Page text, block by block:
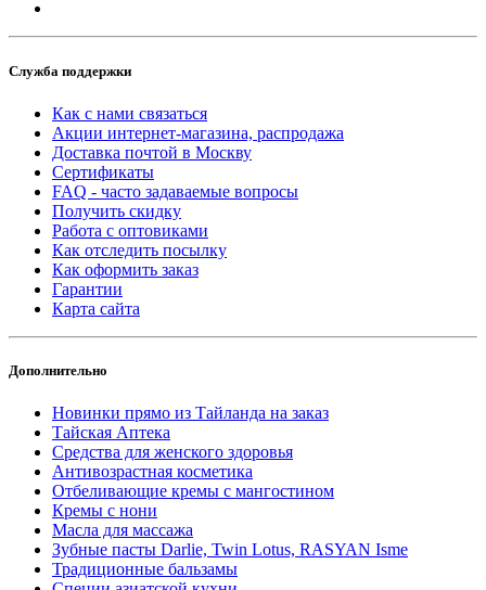
Служба поддержки
Как с нами связаться
Акции интернет-магазина, распродажа
Доставка почтой в Москву
Сертификаты
FAQ - часто задаваемые вопросы
Получить скидку
Работа с оптовиками
Как отследить посылку
Как оформить заказ
Гарантии
Карта сайта
Дополнительно
Новинки прямо из Тайланда на заказ
Тайская Аптека
Средства для женского здоровья
Антивозрастная косметика
Отбеливающие кремы с мангостином
Кремы с нони
Масла для массажа
Зубные пасты Darlie, Twin Lotus, RASYAN Isme
Традиционные бальзамы